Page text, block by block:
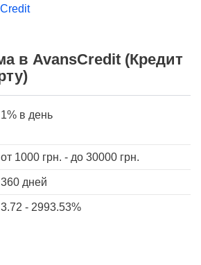
в AvansCredit (Кредит
1% в день
от 1000 грн. - до 30000 грн.
360 дней
3.72 - 2993.53%